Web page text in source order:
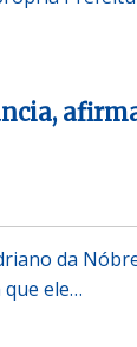
da
que ele…